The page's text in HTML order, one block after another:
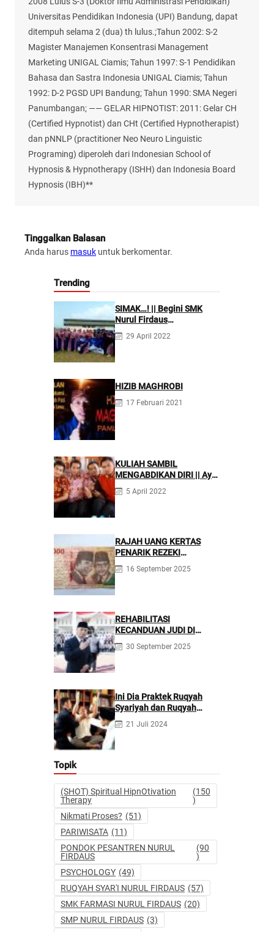
Universitas Pendidikan Indonesia (UPI) Bandung, dapat
ditempuh selama 2 (dua) th lulus.;Tahun 2002: S-2
Magister Manajemen Konsentrasi Management
Marketing UNIGAL Ciamis; Tahun 1997: S-1 Pendidikan
Bahasa dan Sastra Indonesia UNIGAL Ciamis; Tahun
1992: D-2 PGSD UPI Bandung; Tahun 1990: SMA Negeri
Panumbangan; —— GELAR HIPNOTIST: 2011: Gelar CH
(Certified Hypnotist) dan CHt (Certified Hypnotherapist)
dan pNNLP (practitioner Neo Neuro Linguistic
Programing) diperoleh dari Indonesian School of
Hypnosis & Hypnotherapy (ISHH) dan Indonesia Board
Hypnosis (IBH)**
Tinggalkan Balasan
Anda harus masuk untuk berkomentar.
Trending
SIMAK…! || Begini SMK
Nurul Firdaus
Mengarahkan Siswanya
agar Menjadi Asisten
29 April 2022
HIZIB MAGHROBI
17 Februari 2021
KULIAH SAMBIL
MENGABDIKAN DIRI || Ayo
Mondok di Pesantren
Nurul Firdaus
5 April 2022
RAJAH UANG KERTAS
PENARIK REZEKI
BERLIMPAH
16 September 2025
REHABILITASI
KECANDUAN JUDI DI
PONPES NURUL FIRDAUS ||
Kecanduan Judi
30 September 2025
Ini Dia Praktek Ruqyah
Syariyah dan Ruqyah
Syetan Menurut Dr Gumilar
21 Juli 2024
Topik
(SHOT) Spiritual HipnOtivation
Therapy
(150
)
Nikmati Proses? (51)
PARIWISATA (11)
PONDOK PESANTREN NURUL
FIRDAUS
(90
)
PSYCHOLOGY (49)
RUQYAH SYAR'I NURUL FIRDAUS (57)
SMK FARMASI NURUL FIRDAUS (20)
SMP NURUL FIRDAUS (3)